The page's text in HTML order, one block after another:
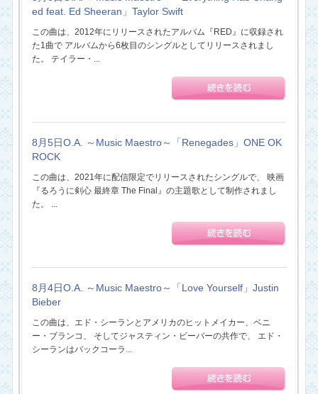
ed feat. Ed Sheeran」Taylor Swift
この曲は、2012年にリリースされたアルバム『RED』に収録され
た1曲で アルバムから6枚目のシングルとしてリリースされまし
た。 テイラー・...
8月5日O.A. ～Music Maestro～「Renegades」ONE OK
ROCK
この曲は、2021年に配信限定でリリースされたシングルで、 映画
『るろうに剣心 最終章 The Final』の主題歌として制作されまし
た。 ...
8月4日O.A. ～Music Maestro～「Love Yourself」Justin
Bieber
この曲は、エド・シーランとアメリカのヒットメイカー、ベニ
ー・ブランコ、 そしてジャスティン・ビーバーの共作で、 エド・
シーランはバックコーラ...